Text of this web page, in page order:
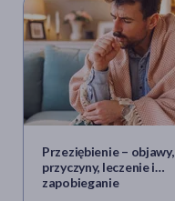
Przeziębienie – objawy,
przyczyny, leczenie i
zapobieganie